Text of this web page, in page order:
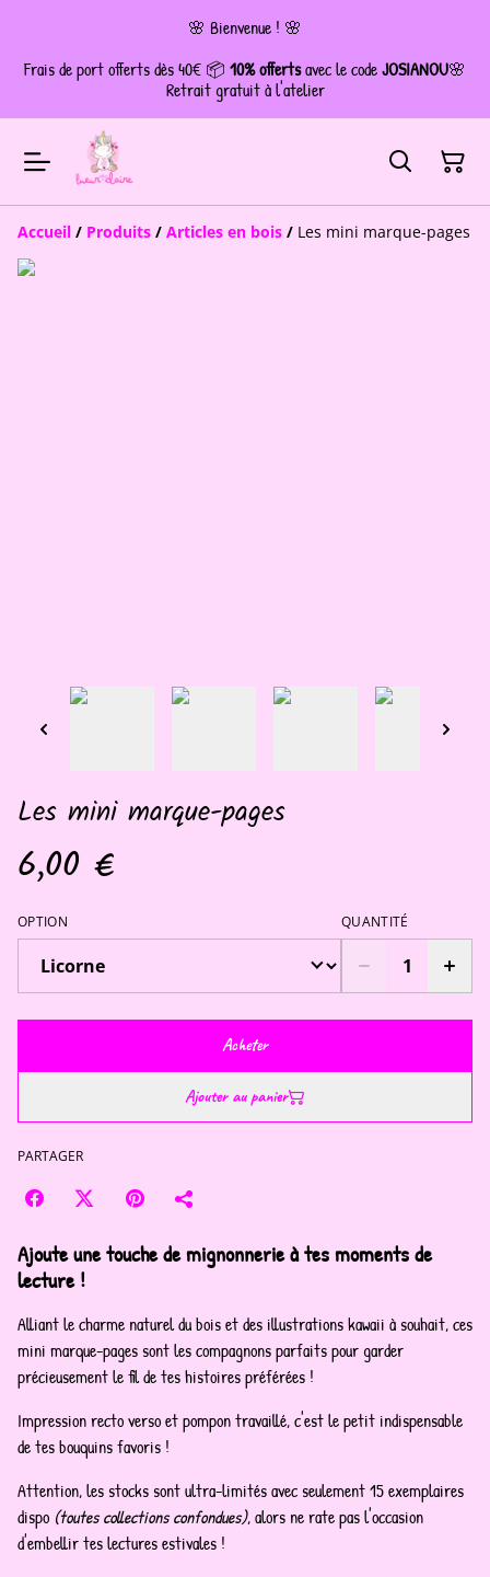
🌸 Bienvenue ! 🌸
Frais de port offerts dès 40€ 📦 10% offertsavec le codeJOSIANOU🌸
Retrait gratuit à l'atelier
Accueil / Produits / Articles en bois / Les mini marque-pages
Les mini marque-pages
6,00 €
OPTION QUANTITÉ
Acheter
Ajouter au panier
PARTAGER
Ajoute une touche de mignonnerie à tes moments de
lecture !
Alliant le charme naturel du bois et des illustrations kawaii à souhait, ces
mini marque-pages sont les compagnons parfaits pour garder
précieusement le fil de tes histoires préférées !
Impression recto verso et pompon travaillé, c'est le petit indispensable
de tes bouquins favoris !
Attention, les stocks sont ultra-limités avec seulement 15 exemplaires
dispo (toutes collections confondues), alors ne rate pas l'occasion
d'embellir tes lectures estivales !